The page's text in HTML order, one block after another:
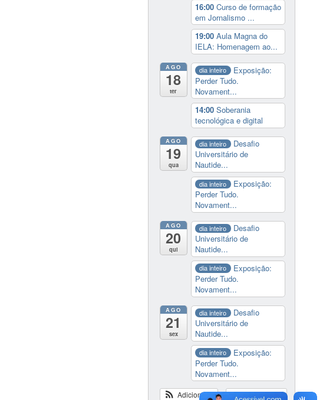
16:00 Curso de formação
em Jornalismo ...
19:00 Aula Magna do
IELA: Homenagem ao...
AGO
18
ter
dia inteiro
Exposição:
Perder Tudo.
Novament...
14:00 Soberania
tecnológica e digital
AGO
19
qua
dia inteiro
Desafio
Universitário de
Nautide...
dia inteiro
Exposição:
Perder Tudo.
Novament...
AGO
20
qui
dia inteiro
Desafio
Universitário de
Nautide...
dia inteiro
Exposição:
Perder Tudo.
Novament...
AGO
21
sex
dia inteiro
Desafio
Universitário de
Nautide...
dia inteiro
Exposição:
Perder Tudo.
Novament...
Ver calendário
Adicionar